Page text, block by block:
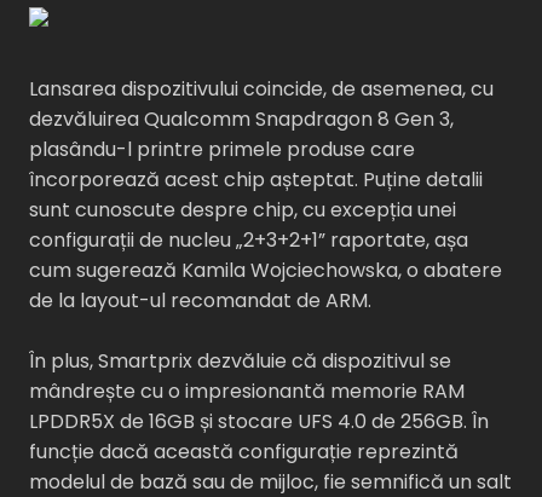
Lansarea dispozitivului coincide, de asemenea, cu
dezvăluirea Qualcomm Snapdragon 8 Gen 3,
plasându-l printre primele produse care
încorporează acest chip așteptat. Puține detalii
sunt cunoscute despre chip, cu excepția unei
configurații de nucleu „2+3+2+1” raportate, așa
cum sugerează Kamila Wojciechowska, o abatere
de la layout-ul recomandat de ARM.
În plus, Smartprix dezvăluie că dispozitivul se
mândrește cu o impresionantă memorie RAM
LPDDR5X de 16GB și stocare UFS 4.0 de 256GB. În
funcție dacă această configurație reprezintă
modelul de bază sau de mijloc, fie semnifică un salt